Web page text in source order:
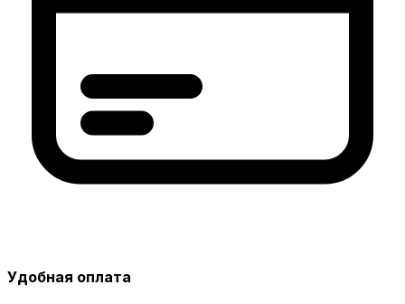
Удобная оплата